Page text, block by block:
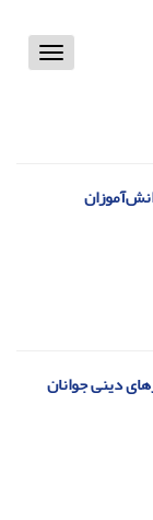
Toggle
دینی جوانان